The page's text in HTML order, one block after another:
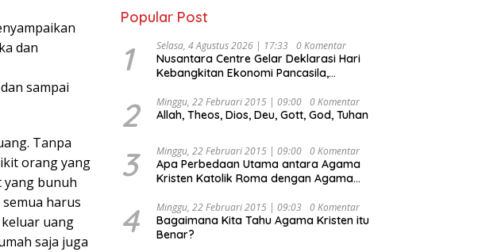
dan
sampai
Tanpa
orang yang
yang bunuh
harus
uang
saja juga
Popular Post
1 Selasa, 4 Agustus 2026 | 17:33 0 Komentar
Nusantara Centre Gelar Deklarasi Hari
Kebangkitan Ekonomi Pancasila,
Djojohadikusumo Anti Penjajahan
(Pergolakan Ekonomi Politik Indonesia) &
Undang Perekonomian Nasional dan
Kesejahteraan Sosial dalam Menata
Bangsa Menuju Indonesia Emas 2045”,
2 Minggu, 22 Februari 2015 | 09:00 0 Komentar
Allah, Theos, Dios, Deu, Gott, God, Tuhan
3 Minggu, 22 Februari 2015 | 09:00 0 Komentar
Apa Perbedaan Utama antara Agama
Kristen Katolik Roma dengan Agama
4 Minggu, 22 Februari 2015 | 09:03 0 Komentar
Bagaimana Kita Tahu Agama Kristen itu
Benar?